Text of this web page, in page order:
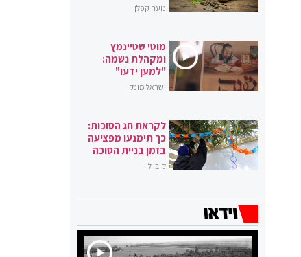
נועה קפלן
מוטי שטיינמץ
ומקהלת נשמה:
"למען ידעו"
ישראל מונק
לקראת חג הסוכות:
כך תימנעו מפציעה
בזמן בניית הסוכה
קובי לוי